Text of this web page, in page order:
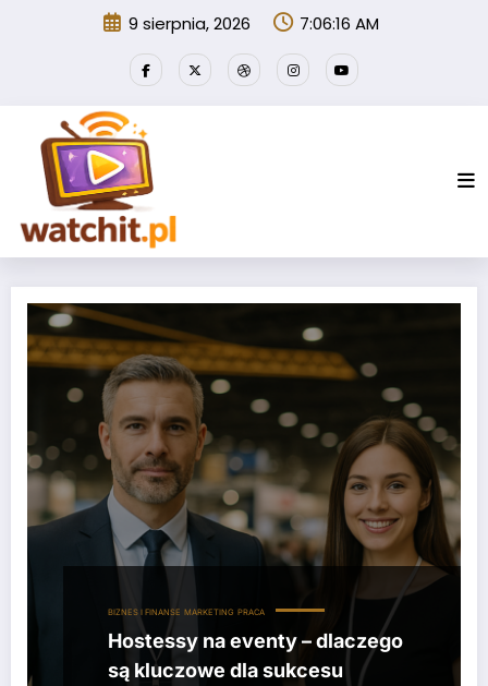
9 sierpnia, 2026 7:06:18 AM
BIZNES I FINANSE MARKETING PRACA
Hostessy na eventy – dlaczego
są kluczowe dla sukcesu